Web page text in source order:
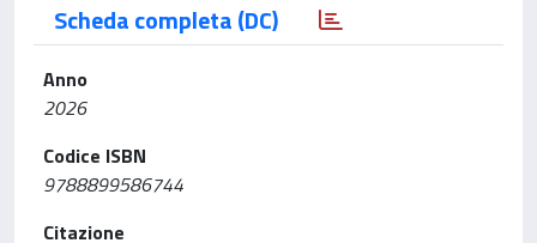
Scheda completa (DC)
Anno
2026
Codice ISBN
9788899586744
Citazione